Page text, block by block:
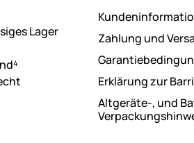
Lager
Zahlung und
Erklärung zur
Altgeräte-, und